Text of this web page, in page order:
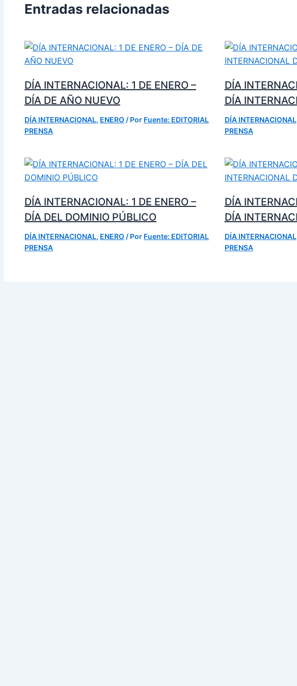
Entradas relacionadas
DÍA INTERNACIONAL: 1 DE ENERO –
DÍA DE AÑO NUEVO
DÍA INTERNACIONAL, ENERO / Por Fuente: EDITORIAL
PRENSA
DÍA
DÍA
DÍA INTERNACIONAL
PRENSA
DÍA INTERNACIONAL: 1 DE ENERO –
DÍA DEL DOMINIO PÚBLICO
DÍA INTERNACIONAL, ENERO / Por Fuente: EDITORIAL
PRENSA
DÍA
DÍA
DÍA INTERNACIONAL
PRENSA